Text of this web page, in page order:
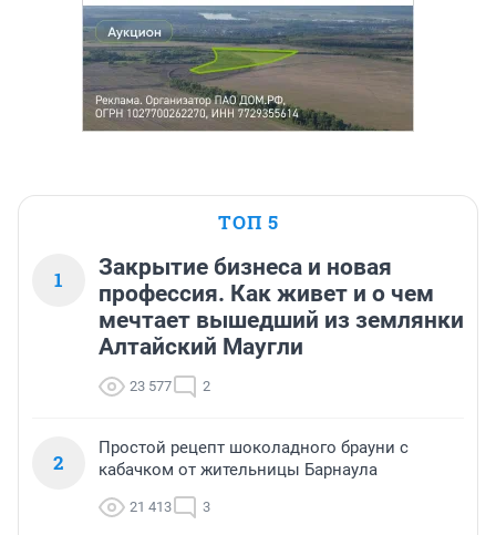
ТОП 5
1
Закрытие бизнеса и новая
профессия. Как живет и о чем
мечтает вышедший из землянки
Алтайский Маугли
23 577 2
2
Простой рецепт шоколадного брауни с
кабачком от жительницы Барнаула
21 413 3